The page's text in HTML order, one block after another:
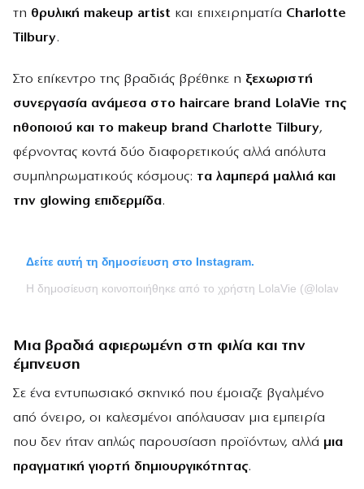
τη θρυλική makeup artist και επιχειρηματία Charlotte
Tilbury.
Στο επίκεντρο της βραδιάς βρέθηκε η ξεχωριστή
συνεργασία ανάμεσα στο haircare brand
LolaVie της
ηθοποιού και το makeup brand Charlotte Tilbury,
φέρνοντας κοντά δύο διαφορετικούς αλλά απόλυτα
συμπληρωματικούς κόσμους: τα λαμπερά μαλλιά και
την glowing επιδερμίδα.
Δείτε αυτή τη δημοσίευση στο Instagram.
Η δημοσίευση κοινοποιήθηκε από το χρήστη LolaVie (@lolavie)
Μια βραδιά αφιερωμένη στη φιλία και την
έμπνευση
Σε ένα εντυπωσιακό σκηνικό που έμοιαζε βγαλμένο
από όνειρο, οι καλεσμένοι απόλαυσαν μια εμπειρία
που δεν ήταν απλώς παρουσίαση προϊόντων, αλλά μια
πραγματική γιορτή δημιουργικότητας.